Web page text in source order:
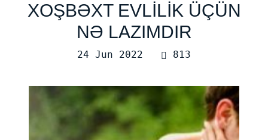
XOŞBƏXT EVLİLİK ÜÇÜN
NƏ LAZIMDIR
24 Jun 2022 813